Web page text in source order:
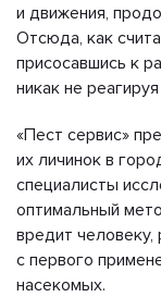
и движения,
Отсюда, как
присосавшись к
никак не
«Пест сервис»
их личинок в
специалисты
оптимальный
вредит
с первого
насекомых.